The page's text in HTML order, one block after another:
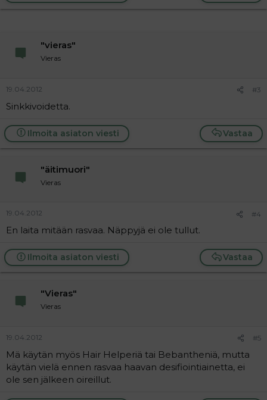
"vieras"
Vieras
19.04.2012 #3
Sinkkivoidetta.
Vastaa
Ilmoita asiaton viesti
"äitimuori"
Vieras
19.04.2012 #4
En laita mitään rasvaa. Näppyjä ei ole tullut.
Vastaa
Ilmoita asiaton viesti
"Vieras"
Vieras
19.04.2012 #5
Mä käytän myös Hair Helperiä tai Bebantheniä, mutta
käytän vielä ennen rasvaa haavan desifiointiainetta, ei
ole sen jälkeen oireillut.